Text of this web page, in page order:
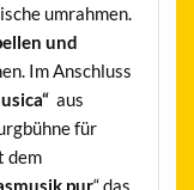
umrahmen.
und
Im Anschluss
aus
für
dem
pur“ das